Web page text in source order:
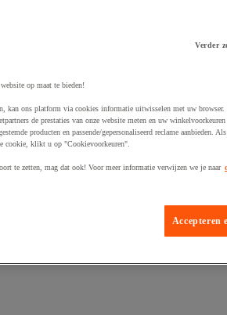
Verder
op maat te bieden!
kan ons platform via cookies informatie uitwisselen met uw browser.
de prestaties van onze website meten en uw winkelvoorkeuren
producten en passende/gepersonaliseerd reclame aanbieden.
cookie, klikt u op "Cookievoorkeuren".
te zetten, mag dat ook! Voor meer informatie verwijzen we je naar
Accepteren